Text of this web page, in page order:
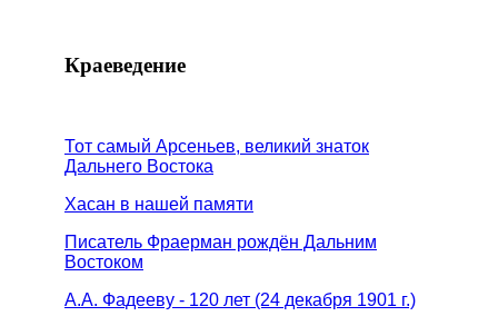
Краеведение
Тот самый Арсеньев, великий знаток
Дальнего Востока
Хасан в нашей памяти
Писатель Фраерман рождён Дальним
Востоком
А.А. Фадееву - 120 лет (24 декабря 1901 г.)